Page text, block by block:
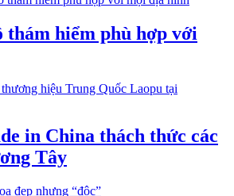
thám hiểm phù hợp với
in China thách thức các
Tây